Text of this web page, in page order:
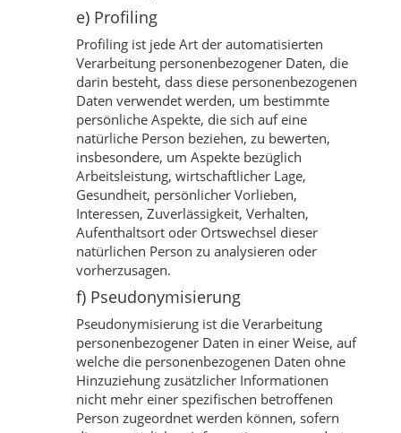
e) Profiling
Profiling ist jede Art der automatisierten
Verarbeitung personenbezogener Daten, die
darin besteht, dass diese personenbezogenen
Daten verwendet werden, um bestimmte
persönliche Aspekte, die sich auf eine
natürliche Person beziehen, zu bewerten,
insbesondere, um Aspekte bezüglich
Arbeitsleistung, wirtschaftlicher Lage,
Gesundheit, persönlicher Vorlieben,
Interessen, Zuverlässigkeit, Verhalten,
Aufenthaltsort oder Ortswechsel dieser
natürlichen Person zu analysieren oder
vorherzusagen.
f) Pseudonymisierung
Pseudonymisierung ist die Verarbeitung
personenbezogener Daten in einer Weise, auf
welche die personenbezogenen Daten ohne
Hinzuziehung zusätzlicher Informationen
nicht mehr einer spezifischen betroffenen
Person zugeordnet werden können, sofern